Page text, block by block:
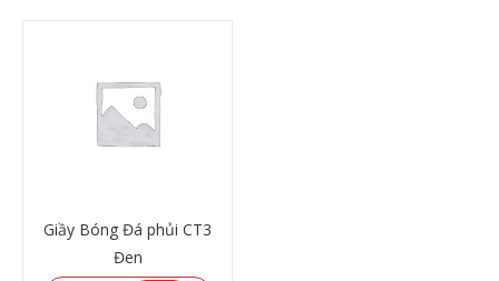
XEM THÊM
Giầy Bóng Đá phủi CT3
Đen